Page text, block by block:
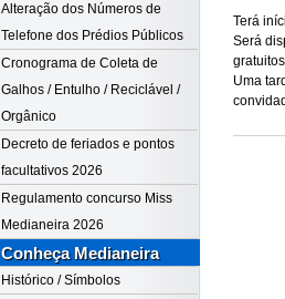
Alteração dos Números de
Telefone dos Prédios Públicos
Cronograma de Coleta de
Galhos / Entulho / Reciclável /
Orgânico
Decreto de feriados e pontos
facultativos 2026
Regulamento concurso Miss
Medianeira 2026
Conheça Medianeira
Histórico / Símbolos
Terá
Será
Uma